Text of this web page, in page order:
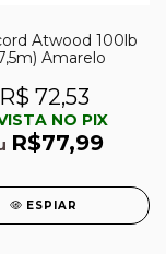
Atwood 100lb
Amarelo
R$ 72,53
NO PIX
R$77,99
ESPIAR